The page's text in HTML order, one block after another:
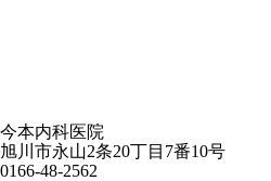
今本内科医院
旭川市永山2条20丁目7番10号
0166-48-2562